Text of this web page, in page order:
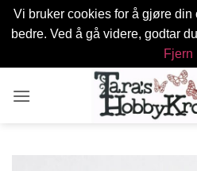
Vi bruker cookies for å gjøre
bedre. Ved å gå videre, godtar
Fjern